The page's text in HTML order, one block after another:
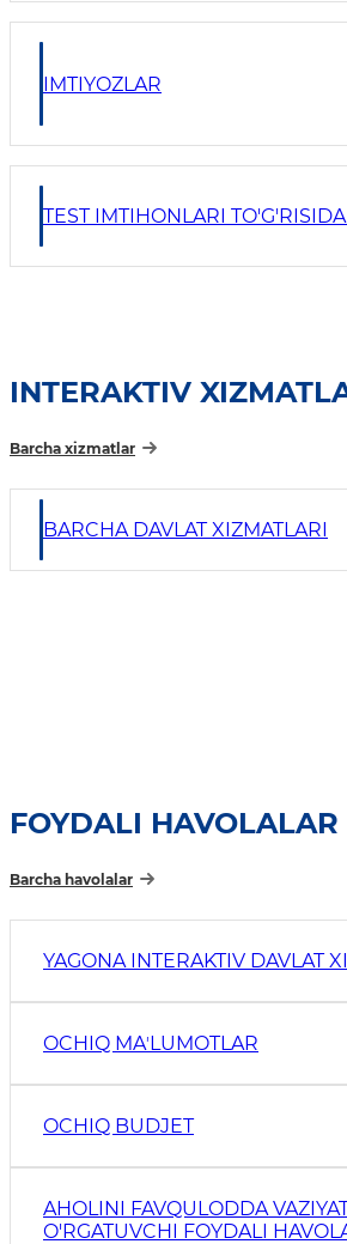
IMTIYOZLAR
TEST IMTIHONLARI
INTERAKTIV
Barcha xizmatlar
BARCHA DAVLAT XIZMATLARI
FOYDALI HAVOLALAR
Barcha havolalar
YAGONA INTERAKTIV DAVLAT
OCHIQ MAʼLUMOTLAR
OCHIQ BUDJET
AHOLINI FAVQULODDA
O'RGATUVCHI FOYDALI